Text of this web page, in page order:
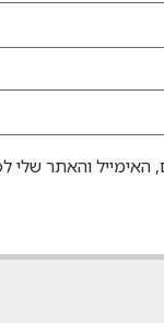
והאתר שלי